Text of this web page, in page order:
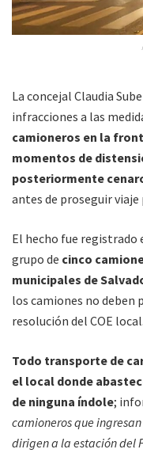
La concejal Claudia
infracciones a las
camioneros en la
momentos de
posteriormente
antes de proseguir viaje
El hecho fue registrado
grupo de cinco
municipales de
los camiones no deben
resolución del COE local.
Todo transporte de
el local donde
de ninguna índole;
camioneros que
dirigen a la estación del